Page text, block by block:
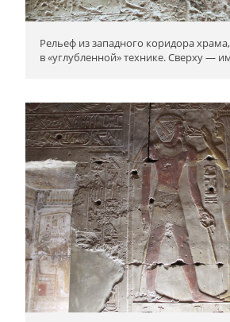
Рельеф из западного коридора
в «углубленной» технике. Сверху —